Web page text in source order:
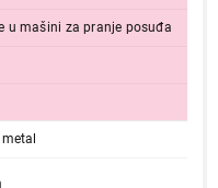
u mašini za pranje posuđa